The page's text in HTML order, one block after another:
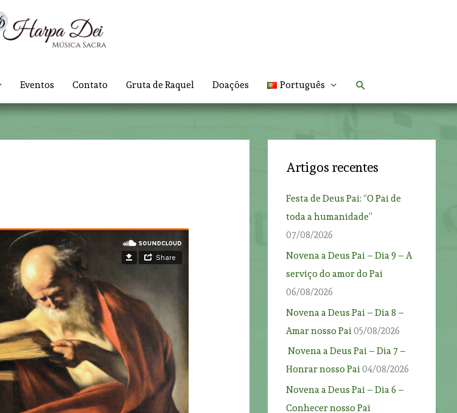
Eventos Contato Gruta de Raquel Doações Português Search
Artigos recentes
Festa de Deus Pai: “O Pai de
toda a humanidade”
07/08/2026
Novena a Deus Pai – Dia 9 – A
serviço do amor do Pai
06/08/2026
Novena a Deus Pai – Dia 8 –
Amar nosso Pai 05/08/2026
Novena a Deus Pai – Dia 7 –
Honrar nosso Pai04/08/2026
Novena a Deus Pai – Dia 6 –
Conhecer nosso Pai